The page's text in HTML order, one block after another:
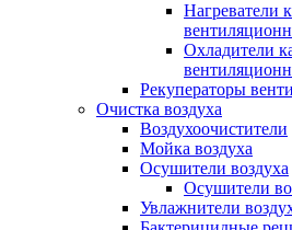
Нагреватели
Охладители
Рекуператоры
Очистка воздуха
Воздухоочистители
Мойка воздуха
Осушители воздуха
Осушители
Увлажнители